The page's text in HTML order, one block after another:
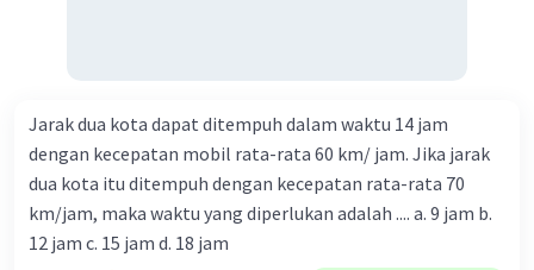
Jarak dua kota dapat ditempuh dalam waktu 14 jam
dengan kecepatan mobil rata-rata 60 km/ jam. Jika jarak
dua kota itu ditempuh dengan kecepatan rata-rata 70
km/jam, maka waktu yang diperlukan adalah .... a. 9 jam b.
12 jam c. 15 jam d. 18 jam